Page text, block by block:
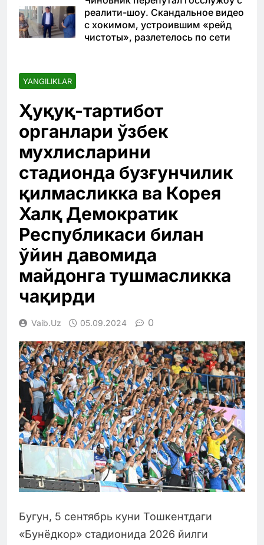
реалити-шоу. Скандальное видео
с хокимом, устроившим «рейд
чистоты», разлетелось по сети
YANGILIKLAR
Ҳуқуқ-тартибот
органлари ўзбек
мухлисларини
стадионда бузғунчилик
қилмасликка ва Корея
Халқ Демократик
Республикаси билан
ўйин давомида
майдонга тушмасликка
чақирди
Vaib.uz 05.09.2024 0
Бугун, 5 сентябрь куни Тошкентдаги
«Бунёдкор» стадионида 2026 йилги